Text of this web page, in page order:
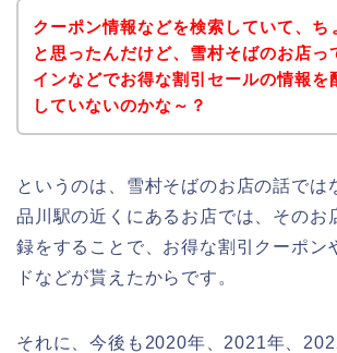
クーポン情報などを検索していて、ち
と思ったんだけど、雪村そばのお店っ
インなどでお得な割引セールの情報を
していないのかな～？
というのは、雪村そばのお店の話では
品川駅の近くにあるお店では、そのお
録をすることで、お得な割引クーポン
ドなどが貰えたからです。
それに、今後も2020年、2021年、